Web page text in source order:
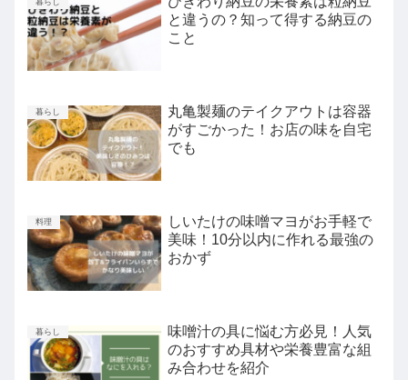
と違うの？知って得する納豆の
こと
暮らし
丸亀製麺のテイクアウトは容器
がすごかった！お店の味を自宅
でも
料理
しいたけの味噌マヨがお手軽で
美味！10分以内に作れる最強の
おかず
暮らし
味噌汁の具に悩む方必見！人気
のおすすめ具材や栄養豊富な組
み合わせを紹介